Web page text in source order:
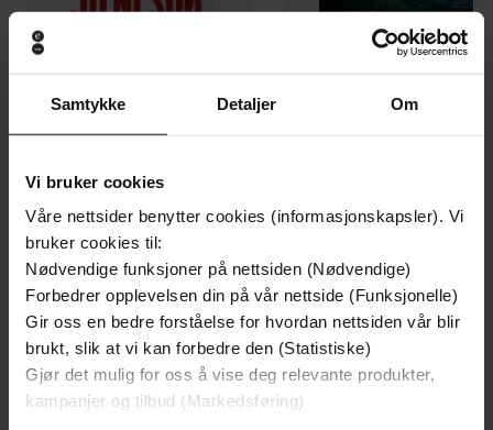
Samtykke Detaljer Om
Vi bruker cookies
Våre nettsider benytter cookies (informasjonskapsler). Vi
bruker cookies til:
Nødvendige funksjoner på nettsiden (Nødvendige)
Forbedrer opplevelsen din på vår nettside (Funksjonelle)
Gir oss en bedre forståelse for hvordan nettsiden vår blir
brukt, slik at vi kan forbedre den (Statistiske)
Gjør det mulig for oss å vise deg relevante produkter,
kampanjer og tilbud (Markedsføring)
129,-
Minnesota
Jo Nesbø
EBOK
129,-
Utskudd
Jørn Lier Horst